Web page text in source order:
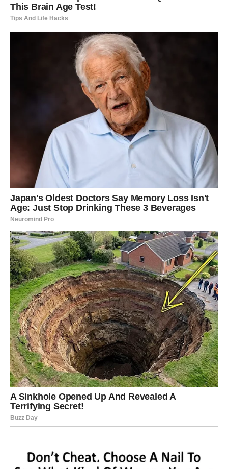
Ljubavni život ulazi u mnogo ljepšu fazu. Partner će vam
posvetiti više pažnje nego ranije, a slobodni Lavovi mogli
bi upoznati osobu koja će ih osvojiti već pri prvom
susretu. Zvijezde vam donose mnogo romantike i razloga
Do kraja jula shvatit ćete koliko iskren razgovor može
promijeniti odnos. Ako ste u vezi, riješit ćete nesuglasice
koje su vas opterećivale. Slobodne Djevice imaju priliku
upoznati osobu koja će ih osvojiti poštovanjem, pažnjom i
ozbiljnim namjerama.
Vaga
Pred vama je jedan od najljepših ljubavnih perioda ove
godine. Zvijezde vam donose susret koji bi mogao
promijeniti vaš emotivni život. Slobodne Vage osjetit će
posebnu povezanost s osobom koju upoznaju, dok će
zauzeti uživati u skladnom odnosu punom romantike i
međusobnog povjerenja.
Škorpija